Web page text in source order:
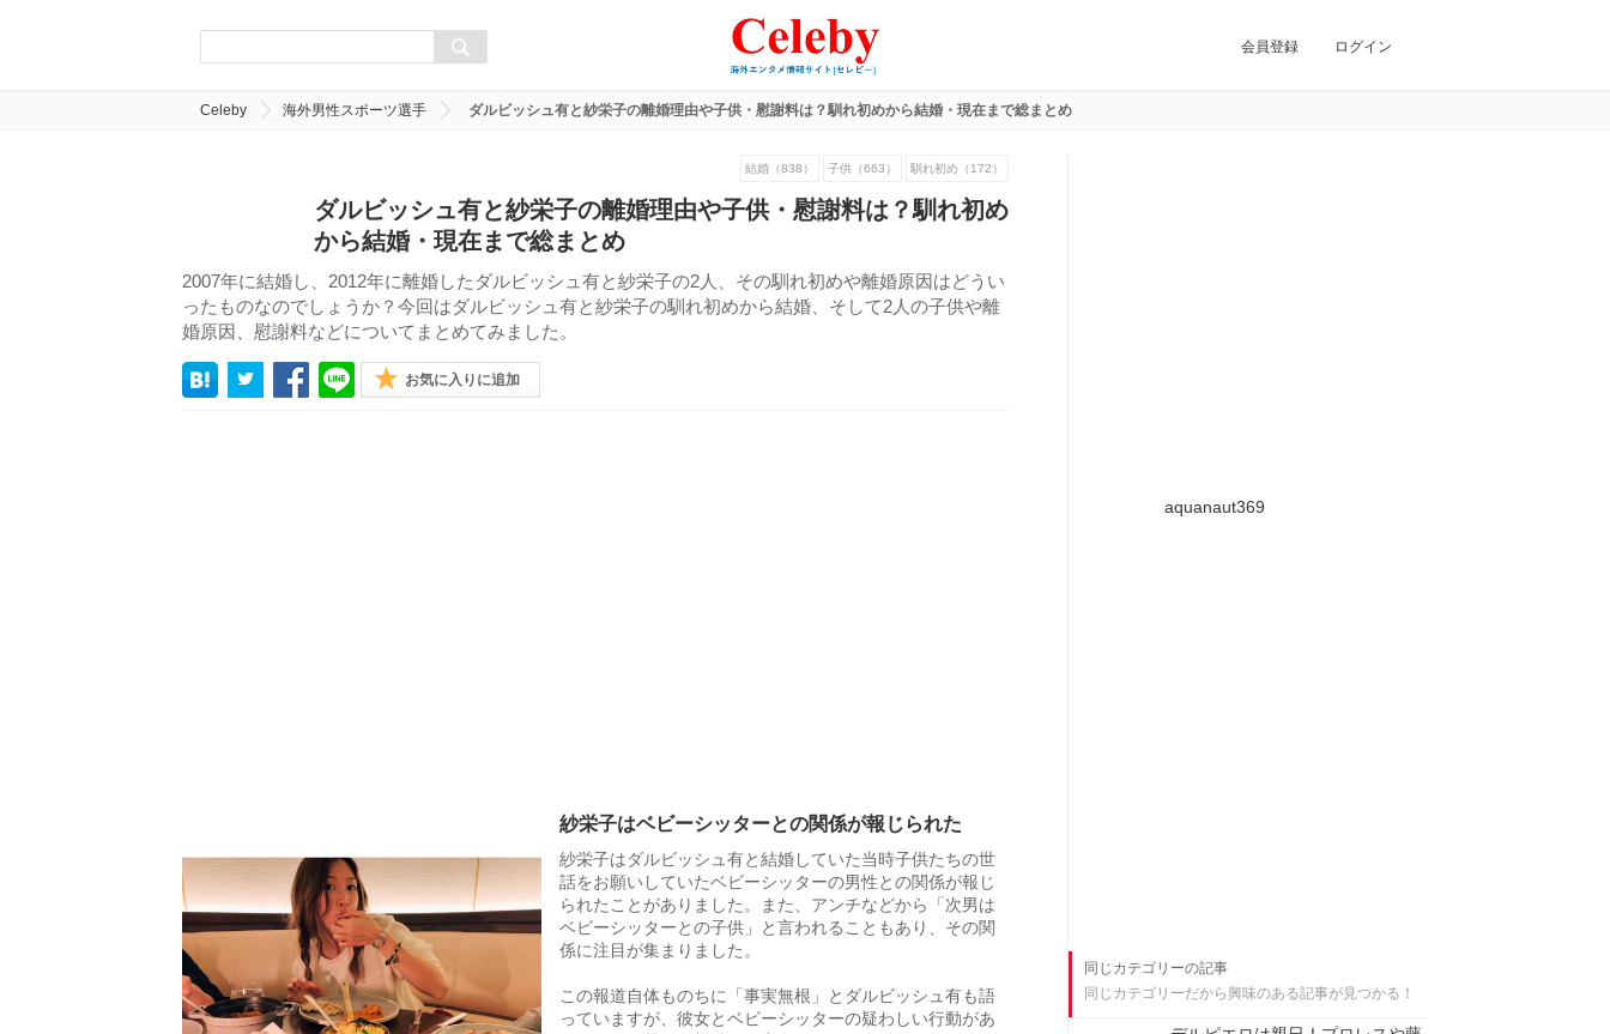
会員登録 ログイン
Celeby 海外男性スポーツ選手 ダルビッシュ有と紗栄子の離婚理由や子供・慰謝料は？馴れ初めから結婚・現在まで総まとめ
結婚（838） 子供（663） 馴れ初め（172）
ダルビッシュ有と紗栄子の離婚理由や子供・慰謝料は？馴れ初め
から結婚・現在まで総まとめ
2007年に結婚し、2012年に離婚したダルビッシュ有と紗栄子の2人、その馴れ初めや離婚原因はどうい
ったものなのでしょうか？今回はダルビッシュ有と紗栄子の馴れ初めから結婚、そして2人の子供や離
婚原因、慰謝料などについてまとめてみました。
お気に入りに追加
紗栄子はベビーシッターとの関係が報じられた
紗栄子はダルビッシュ有と結婚していた当時子供たちの世
話をお願いしていたベビーシッターの男性との関係が報じ
られたことがありました。また、アンチなどから「次男は
ベビーシッターとの子供」と言われることもあり、その関
係に注目が集まりました。
この報道自体ものちに「事実無根」とダルビッシュ有も語
っていますが、彼女とベビーシッターの疑わしい行動があ
aquanaut369
同じカテゴリーの記事
同じカテゴリーだから興味のある記事が見つかる！